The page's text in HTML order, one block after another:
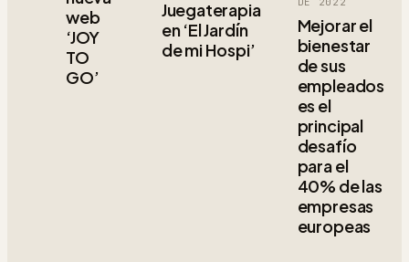
web
‘JOY
TO
GO’
Juegaterapia
en ‘El Jardín
de mi Hospi’
Mejorar el
bienestar
de sus
empleados
es el
principal
desafío
para el
40% de las
empresas
europeas